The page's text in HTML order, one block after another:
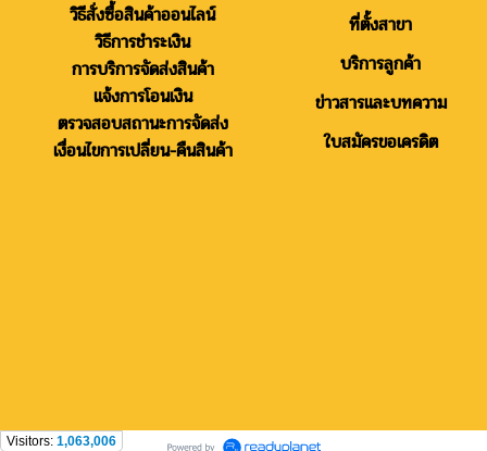
วิธีสั่งซื้อสินค้าออนไลน์
วิธีการชำระเงิน
การบริการจัดส่งสินค้า
แจ้งการโอนเงิน
ตรวจสอบสถานะการจัดส่ง
เงื่อนไขการเปลี่ยน-คืนสินค้า
ที่ตั้งสาขา
บริการลูกค้า
ข่าวสารและบทความ
ใบสมัครขอเครดิต
Visitors: 1,063,006